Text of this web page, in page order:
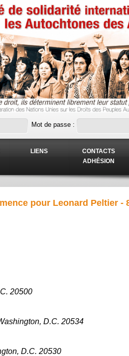
Mot de passe :
LIENS
CONTACTS
ADHÉSION
pour Leonard Peltier -
20500
D.C. 20534
D.C. 20530